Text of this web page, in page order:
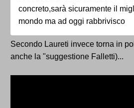
concreto,sarà sicuramente il
mondo ma ad oggi rabbrivisco
Secondo Laureti invece torna in
anche la "suggestione Falletti)...